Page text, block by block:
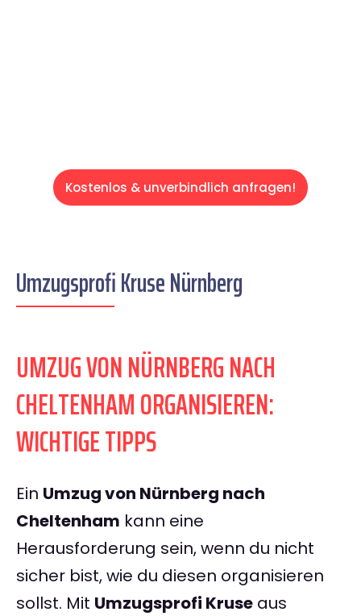
Kostenlos & unverbindlich anfragen!
Umzugsprofi Kruse Nürnberg
UMZUG VON NÜRNBERG NACH
CHELTENHAM ORGANISIEREN:
WICHTIGE TIPPS
Ein Umzug von Nürnberg nach
Cheltenham kann eine
Herausforderung sein, wenn du nicht
sicher bist, wie du diesen organisieren
sollst. Mit Umzugsprofi Kruse aus